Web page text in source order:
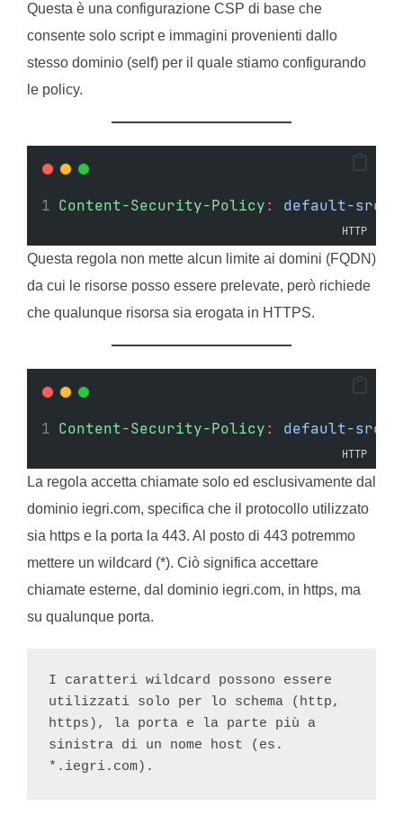
Questa è una configurazione CSP di base che
consente solo script e immagini provenienti dallo
stesso dominio (self) per il quale stiamo configurando
le policy.
Content-Security-Policy: default-src
HTTP
Questa regola non mette alcun limite ai domini (FQDN)
da cui le risorse posso essere prelevate, però richiede
che qualunque risorsa sia erogata in HTTPS.
Content-Security-Policy: default-src
HTTP
La regola accetta chiamate solo ed esclusivamente dal
dominio iegri.com, specifica che il protocollo utilizzato
sia https e la porta la 443. Al posto di 443 potremmo
mettere un wildcard (*). Ciò significa accettare
chiamate esterne, dal dominio iegri.com, in https, ma
su qualunque porta.
I caratteri wildcard possono essere
utilizzati solo per lo schema (http,
https), la porta e la parte più a
sinistra di un nome host (es.
*.iegri.com).